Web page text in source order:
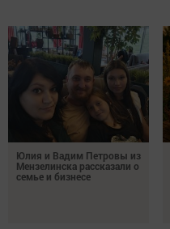
Юлия и Вадим Петровы из
Мензелинска рассказали о
семье и бизнесе